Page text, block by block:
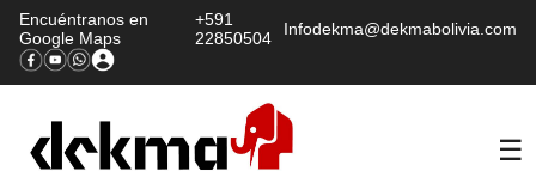
Encuéntranos en
Google Maps
+591
22850504
Infodekma@dekmabolivia.com
☰